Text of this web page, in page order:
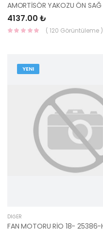
4137.00 ₺
( 120 Görüntüleme )
YENI
DIĞER